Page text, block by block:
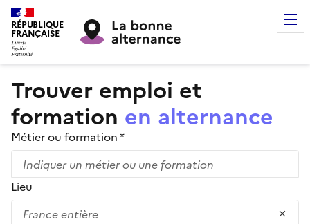
RÉPUBLIQUE
FRANÇAISE
Trouver emploi et
formation en alternance
Métier ou formation *
Lieu